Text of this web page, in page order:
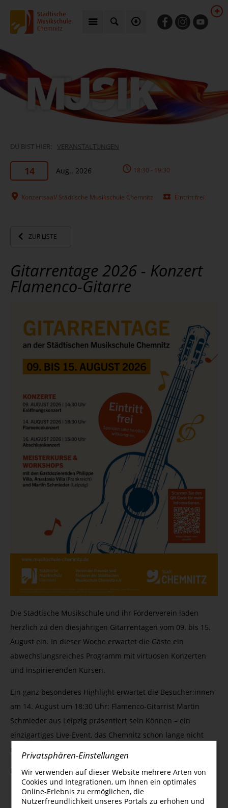
DU BIST HIER: VERANSTALTUNGEN
14 Aug.. 2026 18:30 - 19:30
Konzertsaal/ Städtische Musikschule Chemnitz Eintritt frei
ZUR LISTE
Gitarrentage 2026 - Konzert
Flamenco-Gitarre
Die Städtische Musikschule und ihr Förderverein laden
herzlich zu den diesjährigen Gitarrentagen vom 09. bis 15.
August ein. In dieser Woche erwartet die Gäste ein
abwechslungsreiches Programm mit virtuosen Konzerten
und inspirierenden Kursen.
Ein ganz besonderes Highlight erwartet die Besucher:innen
am 14. August um 18:30 Uhr: Flamenco-Gitarrist Martin
Schmieder aus Leipzig präsentiert sein Können – ein
einzigartiges Live-Event, das Chemnitz schon lange nicht
mehr erlebt hat.
Der Eintritt ist frei, Sie sind herzlich eingeladen!
Privatsphären-Einstellungen
Wir verwenden auf dieser Website mehrere Arten von
Cookies und Integrationen, um Ihnen ein optimales
Online-Erlebnis zu ermöglichen, die
Nutzerfreundlichkeit unseres Portals zu erhöhen und